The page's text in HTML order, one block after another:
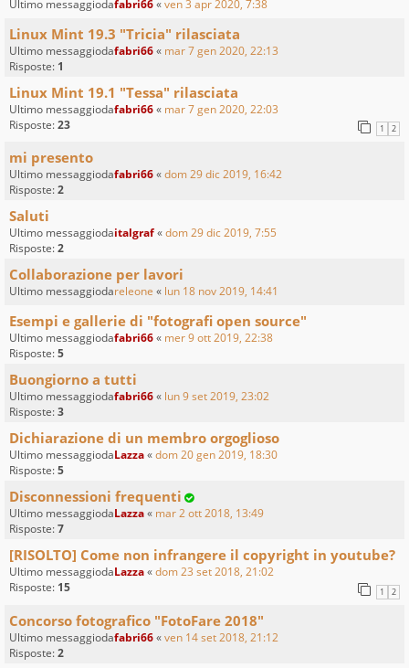
Ultimo messaggiodafabri66«ven 3 apr 2020, 7:38
Linux Mint 19.3 "Tricia" rilasciata
Ultimo messaggiodafabri66« mar 7 gen 2020, 22:13
Risposte: 1
Linux Mint 19.1 "Tessa" rilasciata
Ultimo messaggiodafabri66« mar 7 gen 2020, 22:03
Risposte:23 1 2
mi presento
Ultimo messaggiodafabri66«dom 29 dic 2019, 16:42
Risposte:2
Saluti
Ultimo messaggiodaitalgraf«dom 29 dic 2019, 7:55
Risposte:2
Collaborazione per lavori
Ultimo messaggiodareleone « lun 18 nov 2019, 14:41
Esempi e gallerie di "fotografi open source"
Ultimo messaggiodafabri66« mer 9 ott 2019, 22:38
Risposte:5
Buongiorno a tutti
Ultimo messaggiodafabri66« lun 9 set 2019, 23:02
Risposte:3
Dichiarazione di un membro orgoglioso
Ultimo messaggiodaLazza«dom 20 gen 2019, 18:30
Risposte:5
Disconnessioni frequenti
Ultimo messaggiodaLazza« mar 2 ott 2018, 13:49
Risposte:7
[RISOLTO] Come non infrangere il copyright in youtube?
Ultimo messaggiodaLazza«dom 23 set 2018, 21:02
Risposte: 15 1 2
Concorso fotografico "FotoFare 2018"
Ultimo messaggiodafabri66«ven 14 set 2018, 21:12
Risposte:2